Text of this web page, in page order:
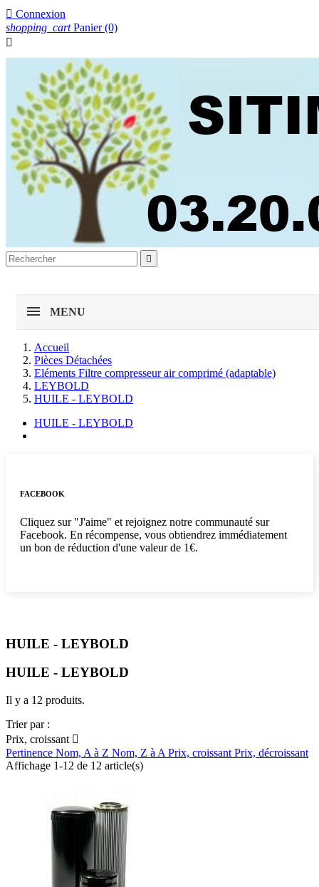
 Connexion
shopping_cart Panier (0)


MENU
Accueil
Pièces Détachées
Eléments Filtre compresseur air comprimé (adaptable)
LEYBOLD
HUILE - LEYBOLD
HUILE - LEYBOLD
FACEBOOK
Cliquez sur "J'aime" et rejoignez notre communauté sur
Facebook. En récompense, vous obtiendrez immédiatement
un bon de réduction d'une valeur de 1€.
HUILE - LEYBOLD
HUILE - LEYBOLD
Il y a 12 produits.
Trier par :
Prix, croissant 
Pertinence Nom, A à Z Nom, Z à A Prix, croissant Prix, décroissant
Affichage 1-12 de 12 article(s)